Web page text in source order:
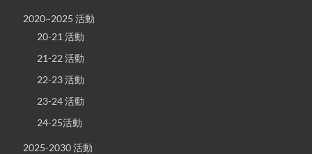
2020~2025 活動
20-21 活動
21-22 活動
22-23 活動
23-24 活動
24-25活動
2025-2030 活動